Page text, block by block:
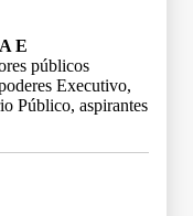
E
públicos
Executivo,
Público, aspirantes